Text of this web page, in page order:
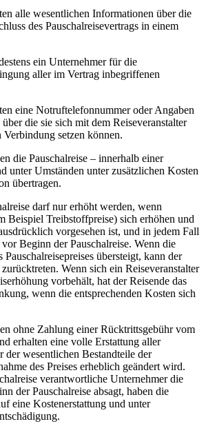
alle wesentlichen Informationen über die
des Pauschalreisevertrags in einem
ein Unternehmer für die
aller im Vertrag inbegriffenen
eine Notruftelefonnummer oder Angaben
die sie sich mit dem Reiseveranstalter
setzen können.
die Pauschalreise – innerhalb einer
unter Umständen unter zusätzlichen Kosten
übertragen.
darf nur erhöht werden, wenn
Beispiel Treibstoffpreise) sich erhöhen und
vorgesehen ist, und in jedem Fall
vor Beginn der Pauschalreise. Wenn die
Pauschalreisepreises übersteigt, kann der
Wenn sich ein Reiseveranstalter
vorbehält, hat der Reisende das
wenn die entsprechenden Kosten sich
ohne Zahlung einer Rücktrittsgebühr vom
erhalten eine volle Erstattung aller
der wesentlichen Bestandteile der
des Preises erheblich geändert wird.
verantwortliche Unternehmer die
der Pauschalreise absagt, haben die
eine Kostenerstattung und unter